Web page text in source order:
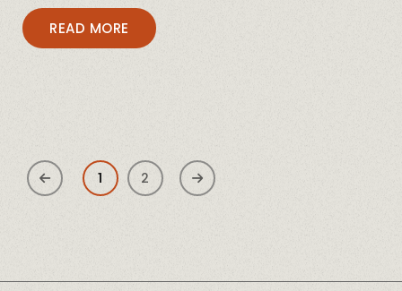
READ MORE
1 2